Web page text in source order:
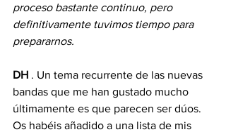
proceso bastante continuo, pero
definitivamente tuvimos tiempo para
prepararnos.
DH . Un tema recurrente de las nuevas
bandas que me han gustado mucho
últimamente es que parecen ser dúos.
Os habéis añadido a una lista de mis